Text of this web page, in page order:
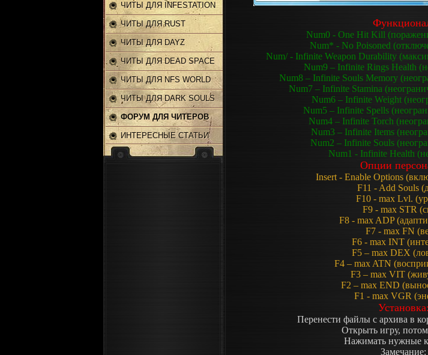
ЧИТЫ ДЛЯ INFESTATION
ЧИТЫ ДЛЯ RUST
ЧИТЫ ДЛЯ DAYZ
ЧИТЫ ДЛЯ DEAD SPACE
2
ЧИТЫ ДЛЯ NFS WORLD
ЧИТЫ ДЛЯ DARK SOULS
2
ФОРУМ ДЛЯ ЧИТЕРОВ
ИНТЕРЕСНЫЕ СТАТЬИ
Num0 - One Hit Kill
Num* - No Poisoned
Num/ - Infinite Weapon Durability
Num9 – Infinite Rings Health
Num8 – Infinite Souls Memory
Num7 – Infinite Stamina
Num6 – Infinite Weight
Num5 – Infinite Spells
Num4 – Infinite Torch
Num3 – Infinite Items
Num2 – Infinite Souls
Num1 - Infinite Health
Опции
Insert - Enable Options
F11 - Add Souls
F10 - max Lvl.
F9 - max STR
F8 - max ADP
F7 - max FN
F6 - max INT
F5 – max DEX
F4 – max ATN
F3 – max VIT
F2 – max END
F1 - max VGR
Установка:
Перенести файлы с архива в
Открыть игру,
Нажимать нужные
Замечание: